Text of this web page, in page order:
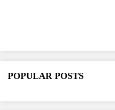
POPULAR POSTS